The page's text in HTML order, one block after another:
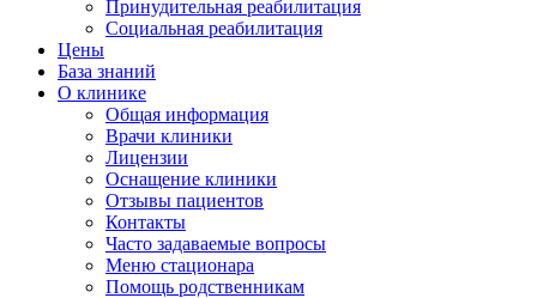
Принудительная реабилитация
Социальная реабилитация
Цены
База знаний
О клинике
Общая информация
Врачи клиники
Лицензии
Оснащение клиники
Отзывы пациентов
Контакты
Часто задаваемые вопросы
Меню стационара
Помощь родственникам